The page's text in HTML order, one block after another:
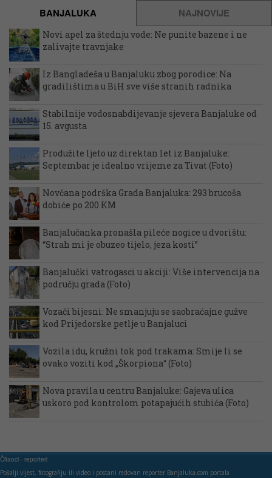
BANJALUKA NAJNOVIJE
Novi apel za štednju vode: Ne punite bazene i ne
zalivajte travnjake
Iz Bangladeša u Banjaluku zbog porodice: Na
gradilištima u BiH sve više stranih radnika
Stabilnije vodosnabdijevanje sjevera Banjaluke od
15. avgusta
Produžite ljeto uz direktan let iz Banjaluke:
Septembar je idealno vrijeme za Tivat (Foto)
Novčana podrška Grada Banjaluka: 293 brucoša
dobiće po 200 KM
Banjalučanka pronašla pileće nogice u dvorištu:
“Strah mi je obuzeo tijelo, jeza kosti”
Banjalučki vatrogasci u akciji: Više intervencija na
području grada (Foto)
Vozači bijesni: Ne smanjuju se saobraćajne gužve
kod Prijedorske petlje u Banjaluci
Vozila idu, kružni tok pod trakama: Smije li se
ovako voziti kod „Škorpiona“ (Foto)
Nova pravila u centru Banjaluke: Gajeva ulica
uskoro pod kontrolom potapajućih stubića (Foto)
Čitaoci - reporteri
Pošalji vijest, fotografiju ili video i postani redovan reporter Banjaluka.com portala